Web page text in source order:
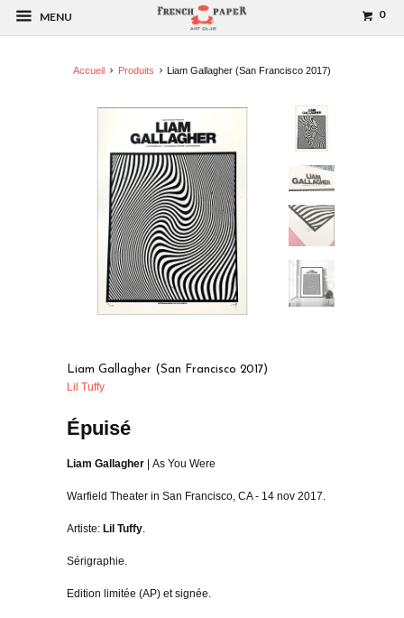
MENU 0
Accueil Produits Liam Gallagher (San Francisco 2017)
Liam Gallagher (San Francisco 2017)
Lil Tuffy
Épuisé
Liam Gallagher | As You Were
Warfield Theater in San Francisco, CA - 14 nov 2017.
Artiste: Lil Tuffy
Sérigraphie.
Edition limitée (AP) et signée.